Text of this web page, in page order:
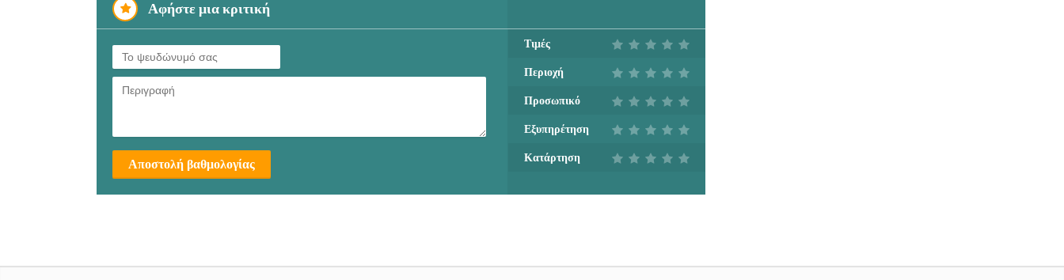
Αφήστε μια κριτική
Τιμές
Περιοχή
Προσωπικό
Εξυπηρέτηση
Κατάρτηση
Αποστολή βαθμολογίας